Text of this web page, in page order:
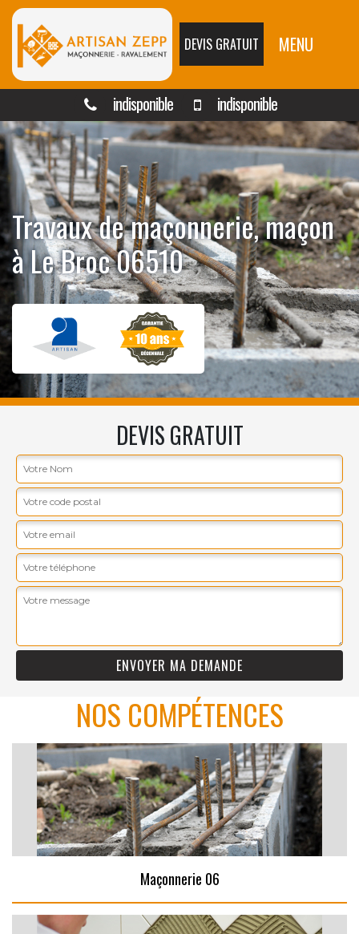
DEVIS GRATUIT MENU
indisponible indisponible
Travaux de maçonnerie, maçon
à Le Broc 06510
DEVIS GRATUIT
NOS COMPÉTENCES
Maçonnerie 06